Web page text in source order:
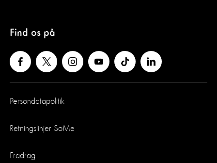
Find os på
Persondatapolitik
Retningslinjer SoMe
Fradrag